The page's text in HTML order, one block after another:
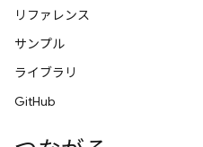
リファレンス
サンプル
ライブラリ
GitHub